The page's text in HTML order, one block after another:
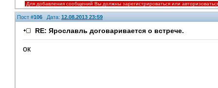
Для добавления сообщений Вы должны зарегистрироваться или
Пост #106 Дата: 12.08.2013 23:59
RE: Ярославль договаривается о встрече.
ок